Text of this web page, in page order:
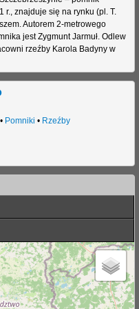
r., znajduje się na rynku (pl. T.
Autorem 2-metrowego
jest Zygmunt Jarmuł. Odlew
rzeźby Karola Badyny w
• Pomniki • Rzeźby